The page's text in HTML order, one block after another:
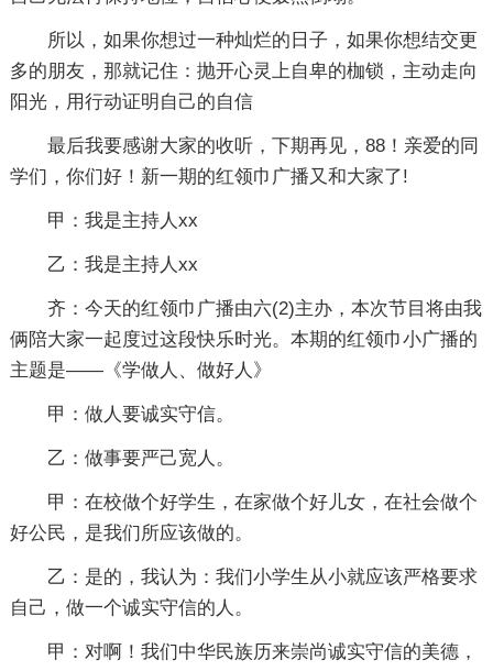
所以，如果你想过一种灿烂的日子，如果你想结交更
多的朋友，那就记住：抛开心灵上自卑的枷锁，主动走向
阳光，用行动证明自己的自信
最后我要感谢大家的收听，下期再见，88！亲爱的同
学们，你们好！新一期的红领巾广播又和大家了!
甲：我是主持人xx
乙：我是主持人xx
齐：今天的红领巾广播由六(2)主办，本次节目将由我
俩陪大家一起度过这段快乐时光。本期的红领巾小广播的
主题是——《学做人、做好人》
甲：做人要诚实守信。
乙：做事要严己宽人。
甲：在校做个好学生，在家做个好儿女，在社会做个
好公民，是我们所应该做的。
乙：是的，我认为：我们小学生从小就应该严格要求
自己，做一个诚实守信的人。
甲：对啊！我们中华民族历来崇尚诚实守信的美德，